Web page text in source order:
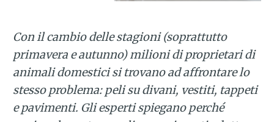
Con il cambio delle stagioni (soprattutto
primavera e autunno) milioni di proprietari di
animali domestici si trovano ad affrontare lo
stesso problema: peli su divani, vestiti, tappeti
e pavimenti. Gli esperti spiegano perché